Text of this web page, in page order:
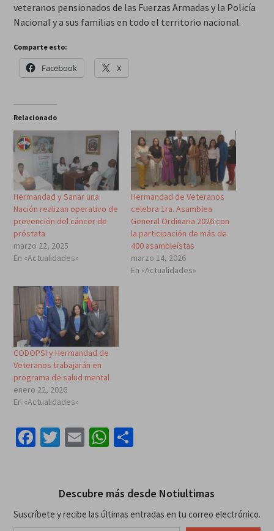
veteranos pensionados de las Fuerzas Armadas y la Policía
Nacional y a sus familias en todo el territorio nacional.
Comparte esto:
Facebook X
Relacionado
Hermandad y Sanar una
Nación realizan operativo de
prevención del cáncer de
próstata⁣
marzo 22, 2025
En «Actualidades»
Hermandad de Veteranos
celebra 1ra. Asamblea
General Ordinaria 2026 con
la participación de más de
400 asambleístas
marzo 14, 2026
En «Actualidades»
CODOPSI y Hermandad de
Veteranos trabajarán en
programa de salud mental
enero 22, 2026
En «Actualidades»
Facebook
Twitter
EmailWhatsApp
Compartir
Descubre más desde Notiultimas
Suscríbete y recibe las últimas entradas en tu correo electrónico.